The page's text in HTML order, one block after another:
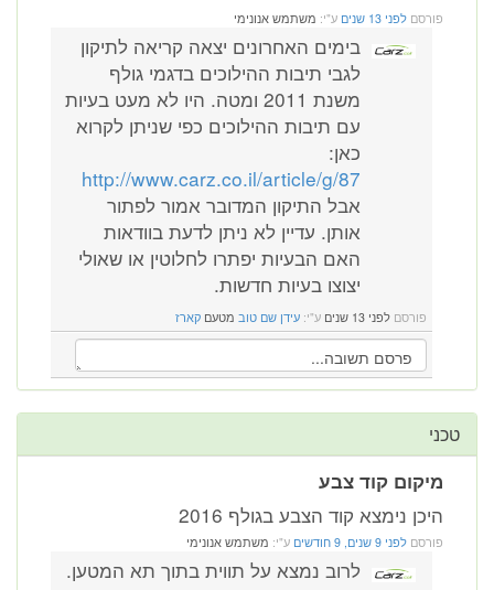
פורסם לפני 13 שנים ע"י: משתמש אנונימי
בימים האחרונים יצאה קריאה לתיקון
לגבי תיבות ההילוכים בדגמי גולף
משנת 2011 ומטה. היו לא מעט בעיות
עם תיבות ההילוכים כפי שניתן לקרוא
כאן:
http://www.carz.co.il/article/g/87
אבל התיקון המדובר אמור לפתור
אותן. עדיין לא ניתן לדעת בוודאות
האם הבעיות יפתרו לחלוטין או שאולי
יצוצו בעיות חדשות.
פורסם לפני 13 שנים ע"י: עידן שם טוב מטעם קארז
טכני
מיקום קוד צבע
היכן נימצא קוד הצבע בגולף 2016
פורסם לפני 9 שנים, 9 חודשים ע"י: משתמש אנונימי
לרוב נמצא על תווית בתוך תא המטען.